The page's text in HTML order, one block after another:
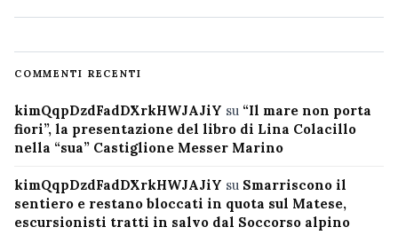
COMMENTI RECENTI
kimQqpDzdFadDXrkHWJAJiY su “Il mare non porta
fiori”, la presentazione del libro di Lina Colacillo
nella “sua” Castiglione Messer Marino
kimQqpDzdFadDXrkHWJAJiY su Smarriscono il
sentiero e restano bloccati in quota sul Matese,
escursionisti tratti in salvo dal Soccorso alpino